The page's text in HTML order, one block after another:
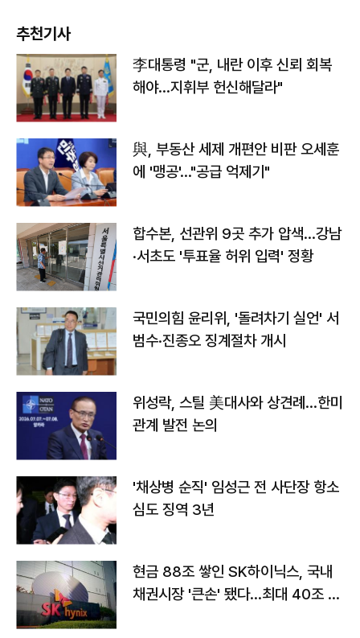
추천기사
李대통령 "군, 내란 이후 신뢰 회복
해야…지휘부 헌신해달라"
與, 부동산 세제 개편안 비판 오세훈
에 '맹공'…"공급 억제기"
합수본, 선관위 9곳 추가 압색…강남
·서초도 '투표율 허위 입력' 정황
국민의힘 윤리위, '돌려차기 실언' 서
범수·진종오 징계절차 개시
위성락, 스틸 美대사와 상견례…한미
관계 발전 논의
'채상병 순직' 임성근 전 사단장 항소
심도 징역 3년
현금 88조 쌓인 SK하이닉스, 국내
채권시장 '큰손' 됐다…최대 40조 투